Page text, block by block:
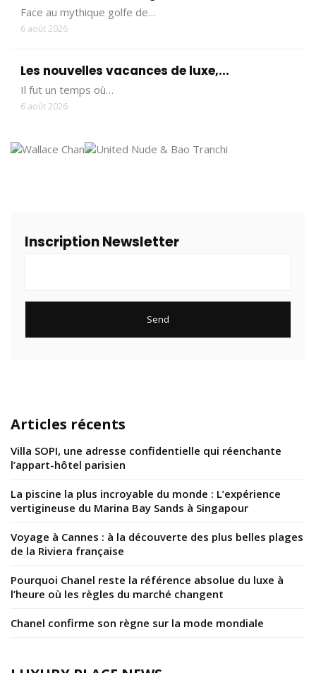
Face au mythique golfe de…
6 août 2026
Les nouvelles vacances de luxe,...
Il fut un temps où…
6 août 2026
Inscription Newsletter
Articles récents
Villa SOPI, une adresse confidentielle qui réenchante
l’appart-hôtel parisien
La piscine la plus incroyable du monde : L’expérience
vertigineuse du Marina Bay Sands à Singapour
Voyage à Cannes : à la découverte des plus belles plages
de la Riviera française
Pourquoi Chanel reste la référence absolue du luxe à
l’heure où les règles du marché changent
Chanel confirme son règne sur la mode mondiale